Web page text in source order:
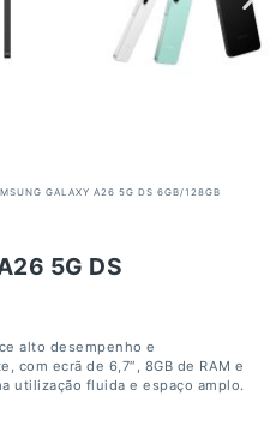
GALAXY A26 5G DS 6GB/128GB
5G DS
alto desempenho e
com ecrã de 6,7″, 8GB de RAM e
utilização fluida e espaço amplo.